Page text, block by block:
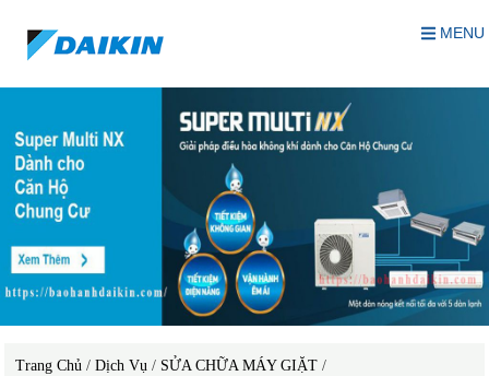
MENU
Trang Chủ /Dịch Vụ / SỬA CHỮA MÁY GIẶT /